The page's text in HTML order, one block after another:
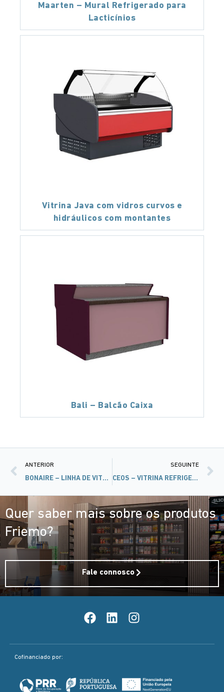
Maarten – Mural Refrigerado para
Lacticínios
Vitrina Java com vidros curvos e
hidráulicos com montantes
Bali – Balcão Caixa
ANTERIOR
BONAIRE – LINHA DE VITRINAS
SEGUINTE
CEOS – VITRINA REFRIGERADA SEM COMPRESSOR
Quer saber mais sobre os produtos
Friemo?
Fale connosco
Cofinanciado por: